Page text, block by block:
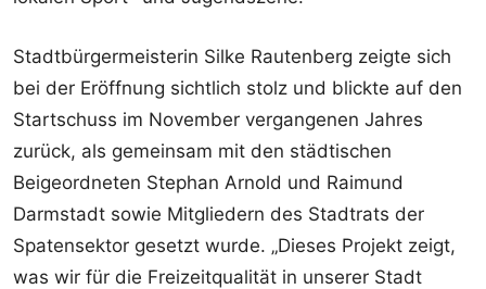
Stadtbürgermeisterin Silke Rautenberg zeigte sich
bei der Eröffnung sichtlich stolz und blickte auf den
Startschuss im November vergangenen Jahres
zurück, als gemeinsam mit den städtischen
Beigeordneten Stephan Arnold und Raimund
Darmstadt sowie Mitgliedern des Stadtrats der
Spatensektor gesetzt wurde. „Dieses Projekt zeigt,
was wir für die Freizeitqualität in unserer Stadt